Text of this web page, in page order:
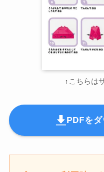
↑こちらは
PDFを